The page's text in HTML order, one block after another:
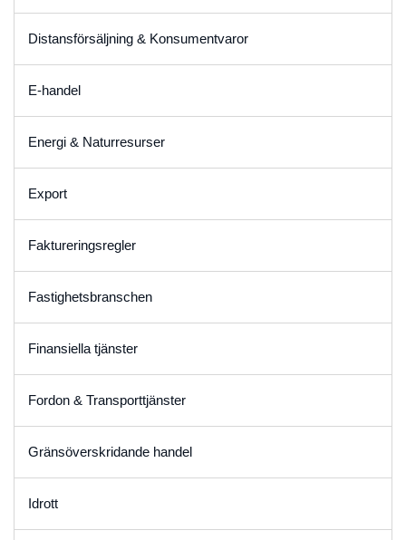
Distansförsäljning & Konsumentvaror
E-handel
Energi & Naturresurser
Export
Faktureringsregler
Fastighetsbranschen
Finansiella tjänster
Fordon & Transporttjänster
Gränsöverskridande handel
Idrott